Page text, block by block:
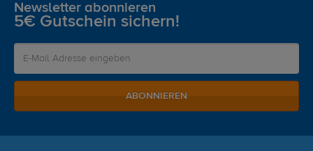
Newsletter abonnieren
5€ Gutschein sichern!
ABONNIEREN